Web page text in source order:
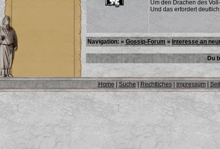
Um den Drachen des
Und das erfordert
Navigation: » Gossip-Forum » Interesse an
Du
Home| Suche | Rechtliches| Impressum|